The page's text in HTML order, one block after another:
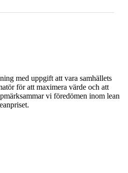
med uppgift att vara samhällets
för att maximera värde och att
vi föredömen inom lean